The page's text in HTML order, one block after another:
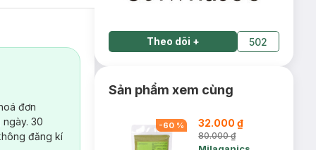
đơn
30
đăng kí
Theo dõi + 502
Sản phẩm xem cùng
-60 % 32.000 ₫
80.000 ₫